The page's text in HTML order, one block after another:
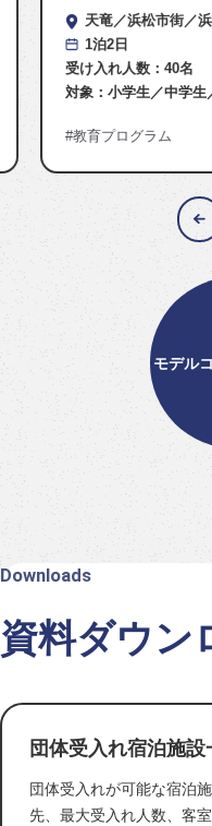
びます。新居関所では東海道
湖西
高校生
モデル
Downloads
資料ダウン
団体受入れ宿泊施設
団体受入れが可能な宿泊
先、最大受入れ人数、客